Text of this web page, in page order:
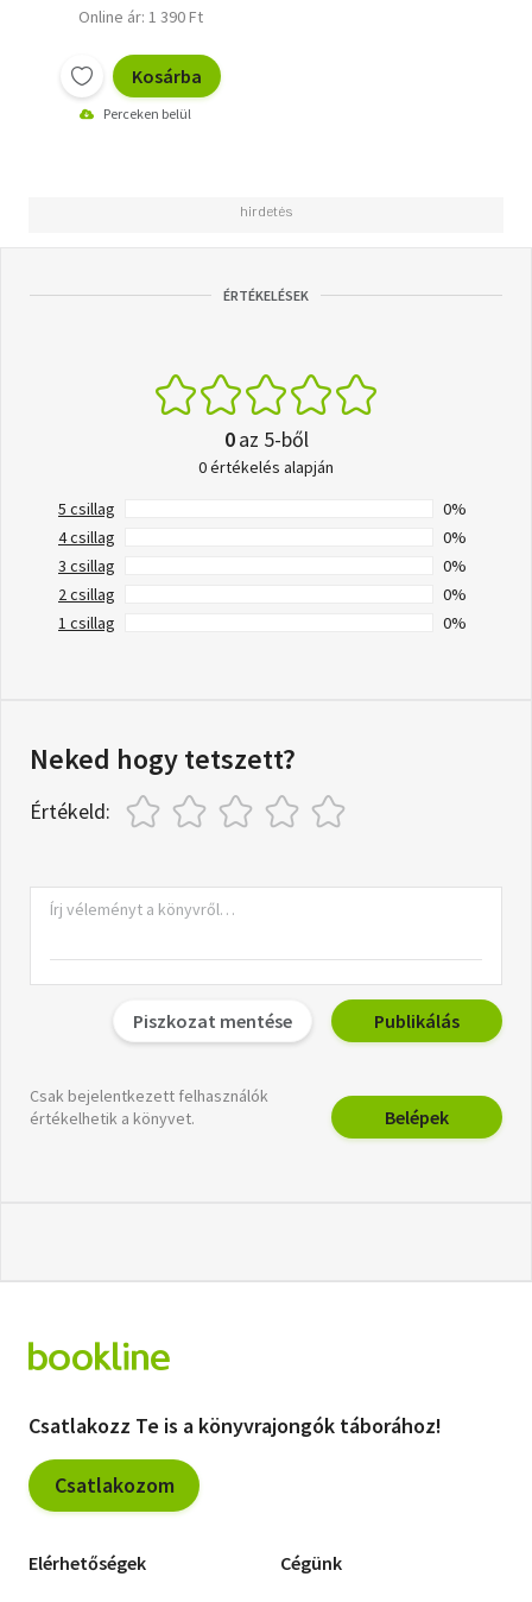
Online ár: 1 390 Ft
Kosárba
Perceken belül
ÉRTÉKELÉSEK
0az 5-ből
0 értékelés alapján
5 csillag
0%
4 csillag
0%
3 csillag
0%
2 csillag
0%
1 csillag
0%
Neked hogy tetszett?
Értékeld:
Piszkozat mentése Publikálás
Csak bejelentkezett felhasználók
értékelhetik a könyvet.
Belépek
Csatlakozz Te is a könyvrajongók táborához!
Csatlakozom
Elérhetőségek Cégünk